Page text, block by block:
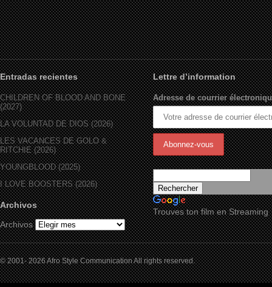
Entradas recientes
CHILDREN OF BLOOD AND BONE
(2027)
LA VOLUNTAD DE DIOS (2026)
LES VACANCES DE GOLO &
RITCHIE (2026)
YOUNGBLOOD (2025)
I LOVE BOOSTERS (2026)
Archivos
Archivos
Lettre d’information
Adresse de courrier
Trouves ton film en Streaming
© 2001- 2026 Afro Style Communication All rights reserved.